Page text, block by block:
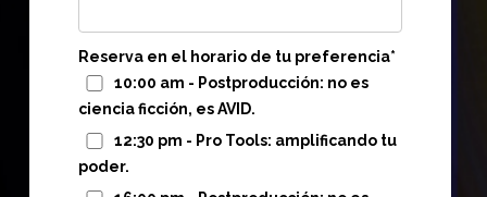
Reserva en el horario de tu preferencia*
10:00 am - Postproducción: no es
ciencia ficción, es AVID.
12:30 pm - Pro Tools: amplificando tu
poder.